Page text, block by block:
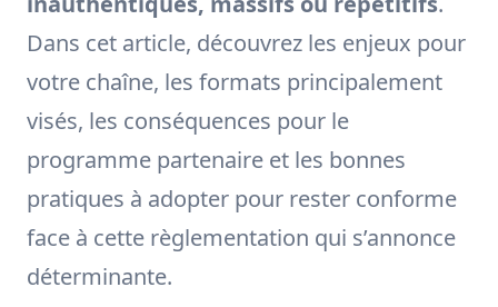
Dans cet article, découvrez les enjeux pour
votre chaîne, les formats principalement
visés, les conséquences pour le
programme partenaire et les bonnes
pratiques à adopter pour rester conforme
face à cette règlementation qui s’annonce
déterminante.